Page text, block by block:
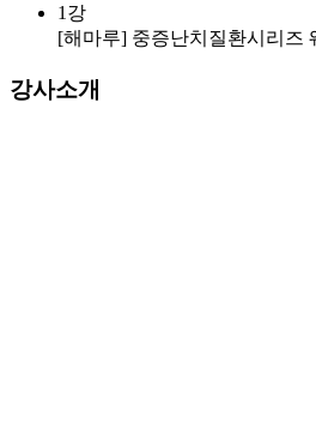
1강
[해마루] 중증난치질환시리즈
강사소개